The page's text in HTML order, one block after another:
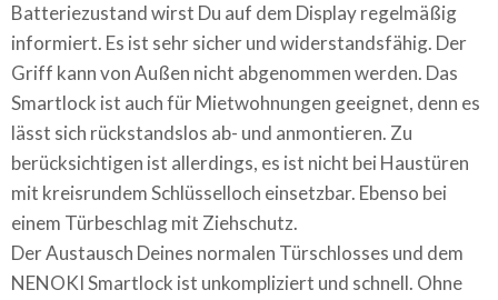
Batteriezustand wirst Du auf dem Display regelmäßig
informiert. Es ist sehr sicher und widerstandsfähig. Der
Griff kann von Außen nicht abgenommen werden. Das
Smartlock ist auch für Mietwohnungen geeignet, denn es
lässt sich rückstandslos ab- und anmontieren. Zu
berücksichtigen ist allerdings, es ist nicht bei Haustüren
mit kreisrundem Schlüsselloch einsetzbar. Ebenso bei
einem Türbeschlag mit Ziehschutz.
Der Austausch Deines normalen Türschlosses und dem
NENOKI Smartlock ist unkompliziert und schnell. Ohne